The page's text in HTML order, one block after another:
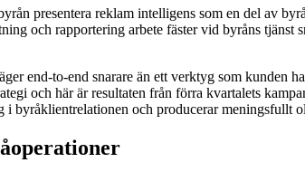
presentera reklam intelligens som en del av
och rapportering arbete fäster vid byråns
end-to-end snarare än ett verktyg som
och här är resultaten från förra kvartalets
byråklientrelationen och producerar meningsfullt